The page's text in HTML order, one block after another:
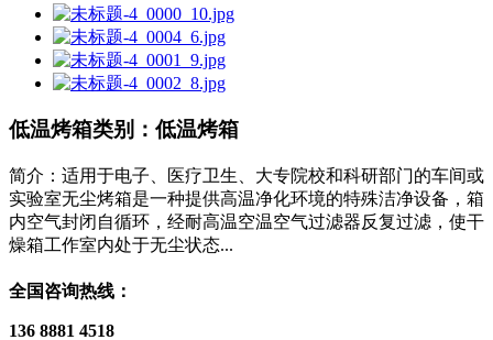
低温烤箱类别：低温烤箱
简介：适用于电子、医疗卫生、大专院校和科研部门的车间或
实验室无尘烤箱是一种提供高温净化环境的特殊洁净设备，箱
内空气封闭自循环，经耐高温空温空气过滤器反复过滤，使干
燥箱工作室内处于无尘状态...
全国咨询热线：
136 8881 4518